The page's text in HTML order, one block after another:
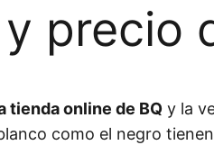
precio
tienda online de BQ y la
como el negro